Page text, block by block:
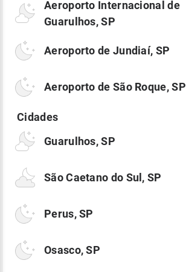
Aeroporto Internacional de
Guarulhos, SP
Aeroporto de Jundiaí, SP
Aeroporto de São Roque, SP
Guarulhos, SP
São Caetano do Sul, SP
Perus, SP
Osasco, SP